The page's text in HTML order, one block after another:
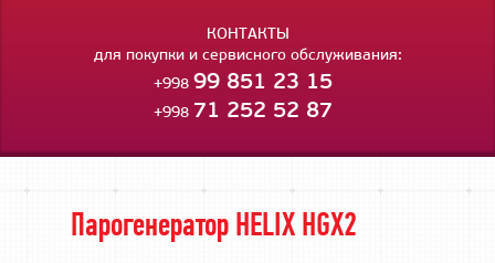
КОНТАКТЫ
для покупки и сервисного обслуживания:
+998 99 851 23 15
+998 71 252 52 87
Парогенератор HELIX HGX2